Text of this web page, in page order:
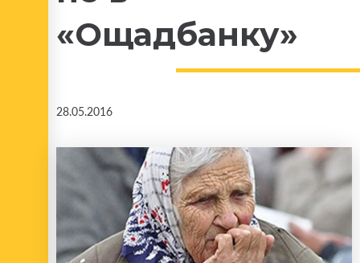
«Ощадбанку»
28.05.2016